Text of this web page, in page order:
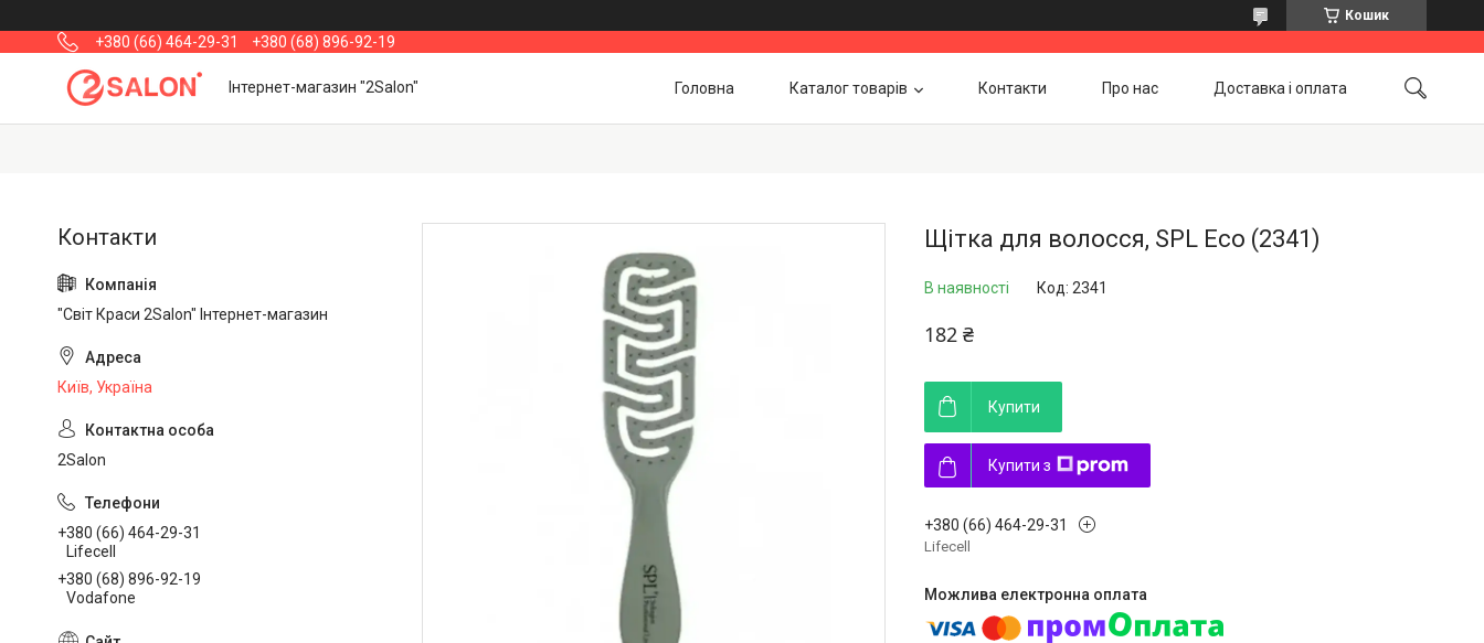
Кошик
+380 (66) 464-29-31 +380 (68) 896-92-19
Інтернет-магазин "2Salon" Головна Каталог товарів Контакти Про нас Доставка і оплата
Щітка для волосся, SPL Eco (2341)
В наявності Код: 2341
182 ₴
Купити
Купити з
+380 (66) 464-29-31
Lifecell
"Світ Краси 2Salon" Інтернет-магазин
Київ, Україна
2Salon
+380 (66) 464-29-31
Lifecell
+380 (68) 896-92-19
Vodafone